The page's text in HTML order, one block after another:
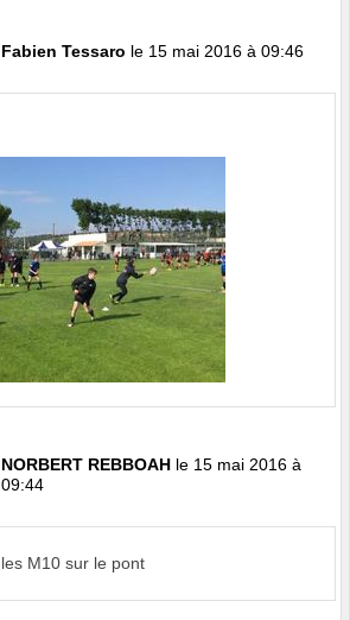
Fabien Tessaro le 15 mai 2016 à 09:46
NORBERT REBBOAH le 15 mai 2016 à
09:44
les M10 sur le pont